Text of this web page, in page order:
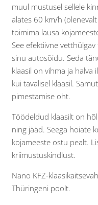
muul mustusel sellele
alates 60 km/h
toimima lausa
See efektiivne
sinu autosõidu. Seda
klaasil on vihma ja
kui tavalisel klaasil.
pimestamise oht.
Töödeldud klaasilt on
ning jääd. Seega hoiate
kojameeste ostu pealt.
kriimustuskindlust.
Nano KFZ-
Thüringeni poolt.